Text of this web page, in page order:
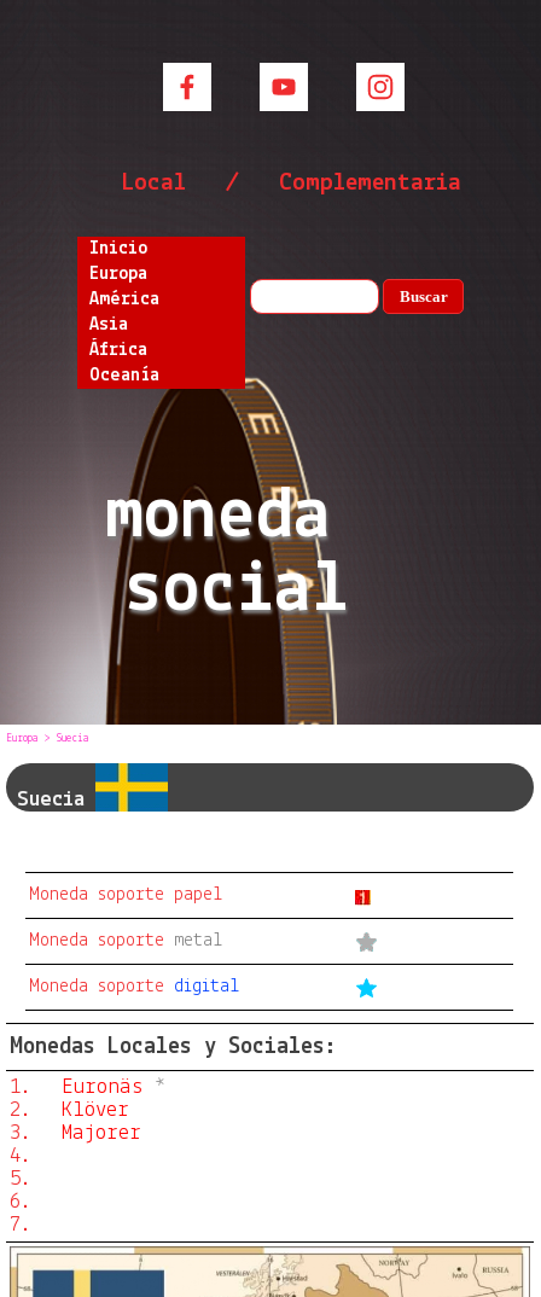
moneda
social
Local / Complementaria
Inicio
Europa
América
Asia
África
Oceanía
Buscar
Europa > Suecia
Suecia
Moneda soporte papel
Moneda soporte metal
Moneda soporte digital
Monedas Locales y Sociales:
1.
2.
3.
4.
5.
6.
7.
Euronäs
*
Klöver
Majorer